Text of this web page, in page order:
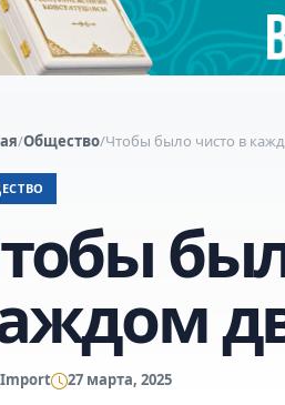
/Общество/Чтобы было чисто в
Import 27 марта, 2025